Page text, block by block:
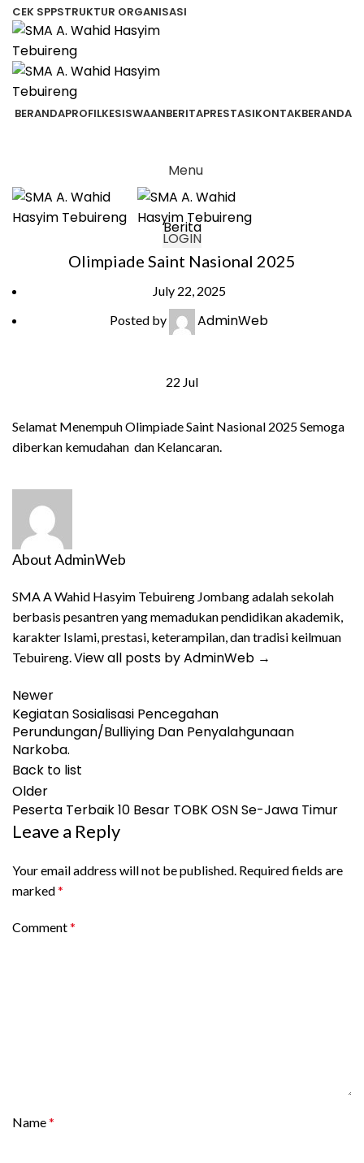
CEK SPPSTRUKTUR ORGANISASI
BERANDAPROFILKESISWAANBERITAPRESTASIKONTAKBERANDA
Menu
LOGIN
Berita
Olimpiade Saint Nasional 2025
July 22, 2025
Posted by
AdminWeb
22 Jul
Selamat Menempuh Olimpiade Saint Nasional 2025 Semoga
diberkan kemudahan dan Kelancaran.
About AdminWeb
SMA A Wahid Hasyim Tebuireng Jombang adalah sekolah
berbasis pesantren yang memadukan pendidikan akademik,
karakter Islami, prestasi, keterampilan, dan tradisi keilmuan
Tebuireng.View all posts by AdminWeb →
Newer
Kegiatan Sosialisasi Pencegahan
Perundungan/Bulliying Dan Penyalahgunaan
Narkoba.
Back to list
Older
Peserta Terbaik 10 Besar TOBK OSN Se-Jawa Timur
Leave a Reply
Your email address will not be published. Required fields are
marked*
Comment*
Name*